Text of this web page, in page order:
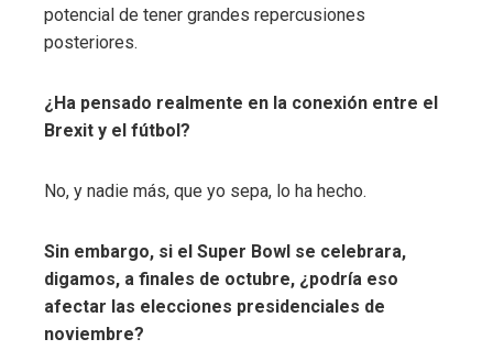
potencial de tener grandes repercusiones
posteriores.
¿Ha pensado realmente en la conexión entre el
Brexit y el fútbol?
No, y nadie más, que yo sepa, lo ha hecho.
Sin embargo, si el Super Bowl se celebrara,
digamos, a finales de octubre, ¿podría eso
afectar las elecciones presidenciales de
noviembre?